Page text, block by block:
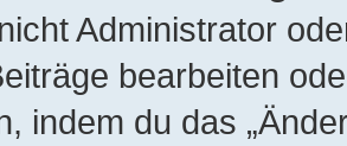
Administrator
bearbeiten
indem du das